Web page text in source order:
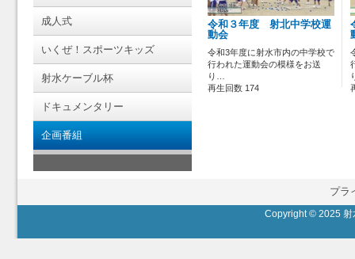
成人式
いくぜ！スポーツキッズ
射水ケーブル杯
ドキュメンタリー
企画番組
令和３年度 射北中学校運
動会
令和3年度に射水市内の中学校で
行われた運動会の模様をお送
り…
再生回数 174
プラ
Copyright © 2025 射